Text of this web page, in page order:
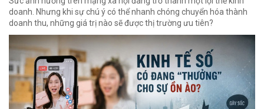
doanh. Nhưng khi sự chú ý có thể nhanh chóng chuyển hóa thành
doanh thu, những giá trị nào sẽ được thị trường ưu tiên?